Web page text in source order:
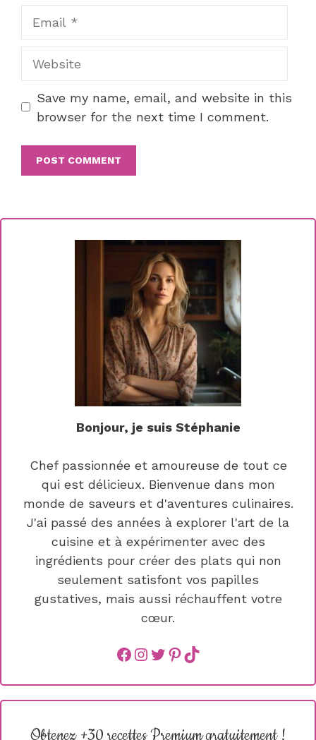
Save my name, email, and website in this
browser for the next time I comment.
Bonjour, je suis Stéphanie
Chef passionnée et amoureuse de tout ce
qui est délicieux. Bienvenue dans mon
monde de saveurs et d'aventures culinaires.
J'ai passé des années à explorer l'art de la
cuisine et à expérimenter avec des
ingrédients pour créer des plats qui non
seulement satisfont vos papilles
gustatives, mais aussi réchauffent votre
cœur.
Facebook
instagram
Twitter
Pinterest
TikTok
Obtenez +30 recettes Premium gratuitement !